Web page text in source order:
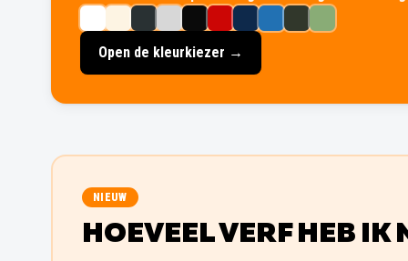
Open de kleurkiezer →
NIEUW
HOEVEEL VERF HEB IK